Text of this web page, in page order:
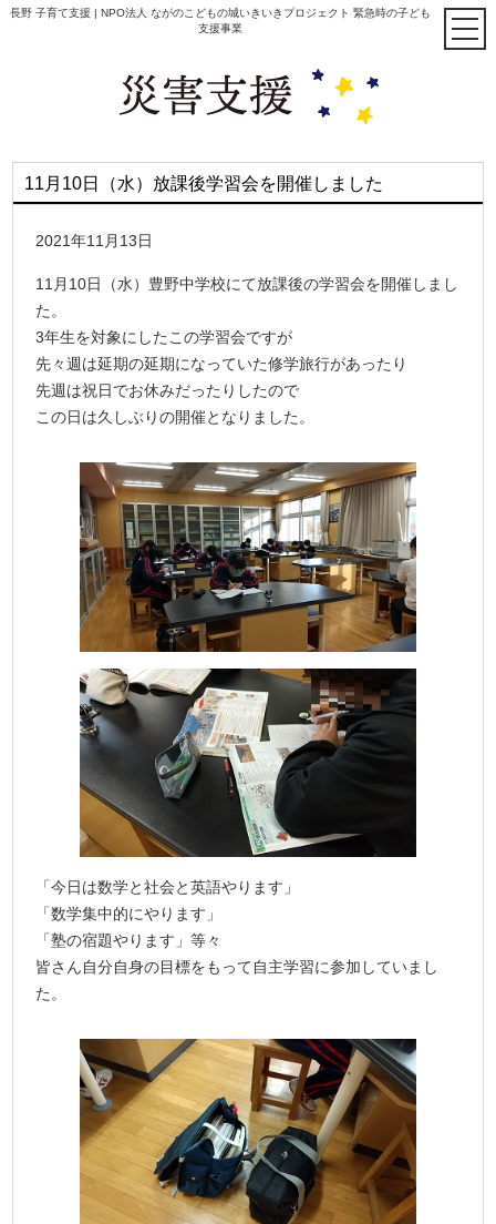
長野 子育て支援 | NPO法人 ながのこどもの城いきいきプロジェクト 緊急時の子ども
支援事業
11月10日（水）放課後学習会を開催しました
2021年11月13日
11月10日（水）豊野中学校にて放課後の学習会を開催しまし
た。
3年生を対象にしたこの学習会ですが
先々週は延期の延期になっていた修学旅行があったり
先週は祝日でお休みだったりしたので
この日は久しぶりの開催となりました。
「今日は数学と社会と英語やります」
「数学集中的にやります」
「塾の宿題やります」等々
皆さん自分自身の目標をもって自主学習に参加していまし
た。